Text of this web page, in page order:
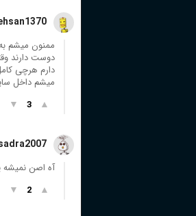
ممنون میشم
دوست دارند
دارم هرچی
میشم داخل
▲
3
▼
آه اصن نمیشه
▲
2
▼